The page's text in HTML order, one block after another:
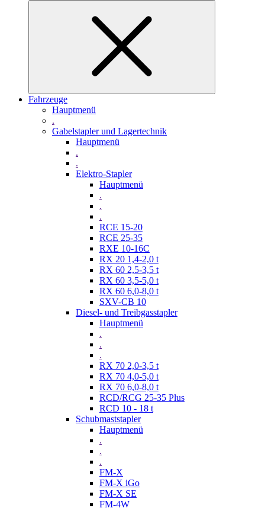
Fahrzeuge
Hauptmenü
.
Gabelstapler und Lagertechnik
Hauptmenü
.
.
Elektro-Stapler
Hauptmenü
.
.
.
RCE 15-20
RCE 25-35
RXE 10-16C
RX 20 1,4-2,0 t
RX 60 2,5-3,5 t
RX 60 3,5-5,0 t
RX 60 6,0-8,0 t
SXV-CB 10
Diesel- und Treibgasstapler
Hauptmenü
.
.
.
RX 70 2,0-3,5 t
RX 70 4,0-5,0 t
RX 70 6,0-8,0 t
RCD/RCG 25-35 Plus
RCD 10 - 18 t
Schubmaststapler
Hauptmenü
.
.
.
FM-X
FM-X iGo
FM-X SE
FM-4W